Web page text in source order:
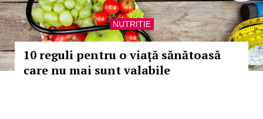
NUTRITIE
10 reguli pentru o viață sănătoasă
care nu mai sunt valabile